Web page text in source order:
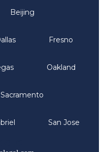
Beijing
Fresno
Oakland
Sacramento
San Jose